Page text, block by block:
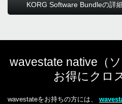
KORG Software Bundleの詳
wavestate native（
お得にクロ
wavestateをお持ちの方には、